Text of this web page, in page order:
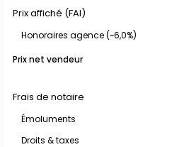
Prix affiché (FAI)
Honoraires agence (~6,0%)
Prix net vendeur
Frais de notaire
Émoluments
Droits & taxes